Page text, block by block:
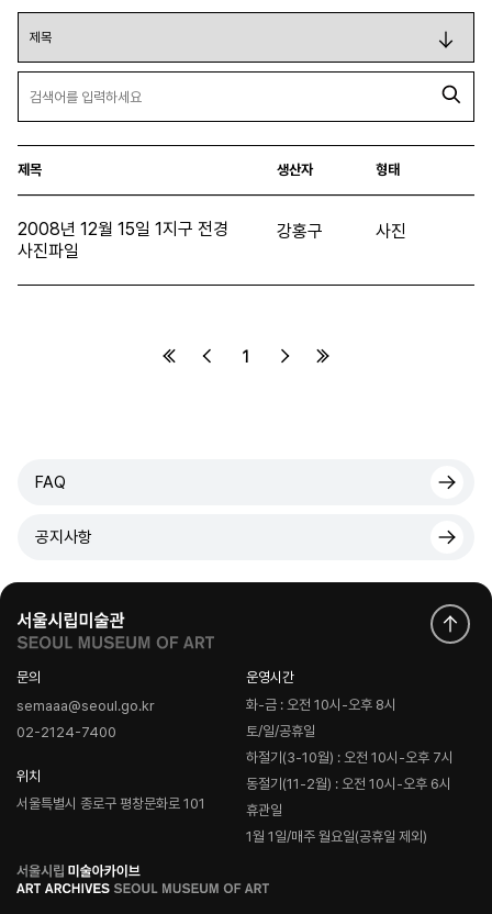
제목 생산자 형태
2008년 12월 15일 1지구 전경
사진파일
강홍구 사진
1
FAQ
공지사항
문의
semaaa@seoul.go.kr
02-2124-7400
위치
서울특별시 종로구 평창문화로 101
운영시간
화-금 : 오전 10시-오후 8시
토/일/공휴일
하절기(3-10월) : 오전 10시-오후 7시
동절기(11-2월) : 오전 10시-오후 6시
휴관일
1월 1일/매주 월요일(공휴일 제외)
로
고